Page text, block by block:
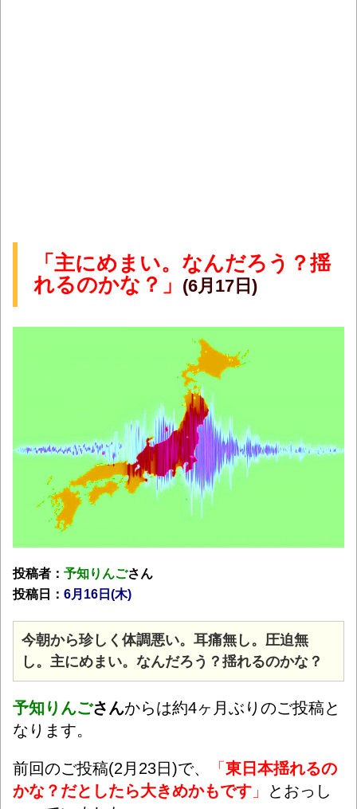
「主にめまい。なんだろう？揺
れるのかな？」 (6月17日)
投稿者： 予知りんごさん
投稿日： 6月16日(木)
今朝から珍しく体調悪い。耳痛無し。圧迫無
し。 主にめまい。なんだろう？揺れるのかな？
予知りんごさんからは約4ヶ月ぶりのご投稿と
なります。
前回のご投稿(2月23日)で、 「 東日本揺れるの
かな？だとしたら大きめかもです 」
とおっし